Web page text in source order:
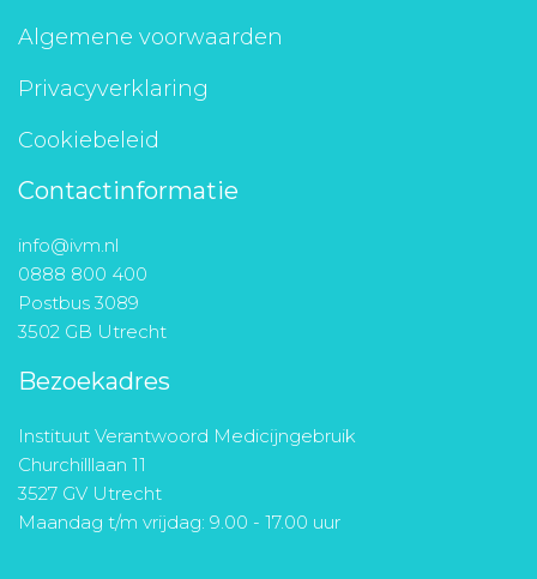
Algemene voorwaarden
Privacyverklaring
Cookiebeleid
Contactinformatie
info@ivm.nl
0888 800 400
Postbus 3089
3502 GB Utrecht
Bezoekadres
Instituut Verantwoord Medicijngebruik
Churchilllaan 11
3527 GV Utrecht
Maandag t/m vrijdag: 9.00 - 17.00 uur